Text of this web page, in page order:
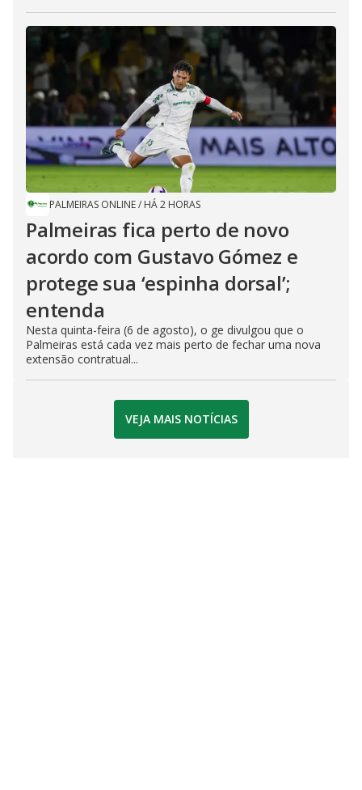
PALMEIRAS ONLINE/ HÁ 2 HORAS
Palmeiras fica perto de novo
acordo com Gustavo Gómez e
protege sua ‘espinha dorsal’;
entenda
Nesta quinta-feira (6 de agosto), o ge divulgou que o
Palmeiras está cada vez mais perto de fechar uma nova
extensão contratual...
VEJA MAIS NOTÍCIAS